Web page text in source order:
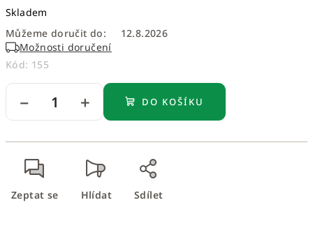
cena:
Skladem
Můžeme doručit do:
12.8.2026
Možnosti doručení
Kód: 155
+
− DO KOŠÍKU
Zeptat se Hlídat Sdílet